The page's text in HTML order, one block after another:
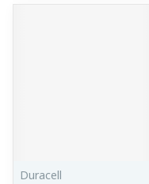
Duracell